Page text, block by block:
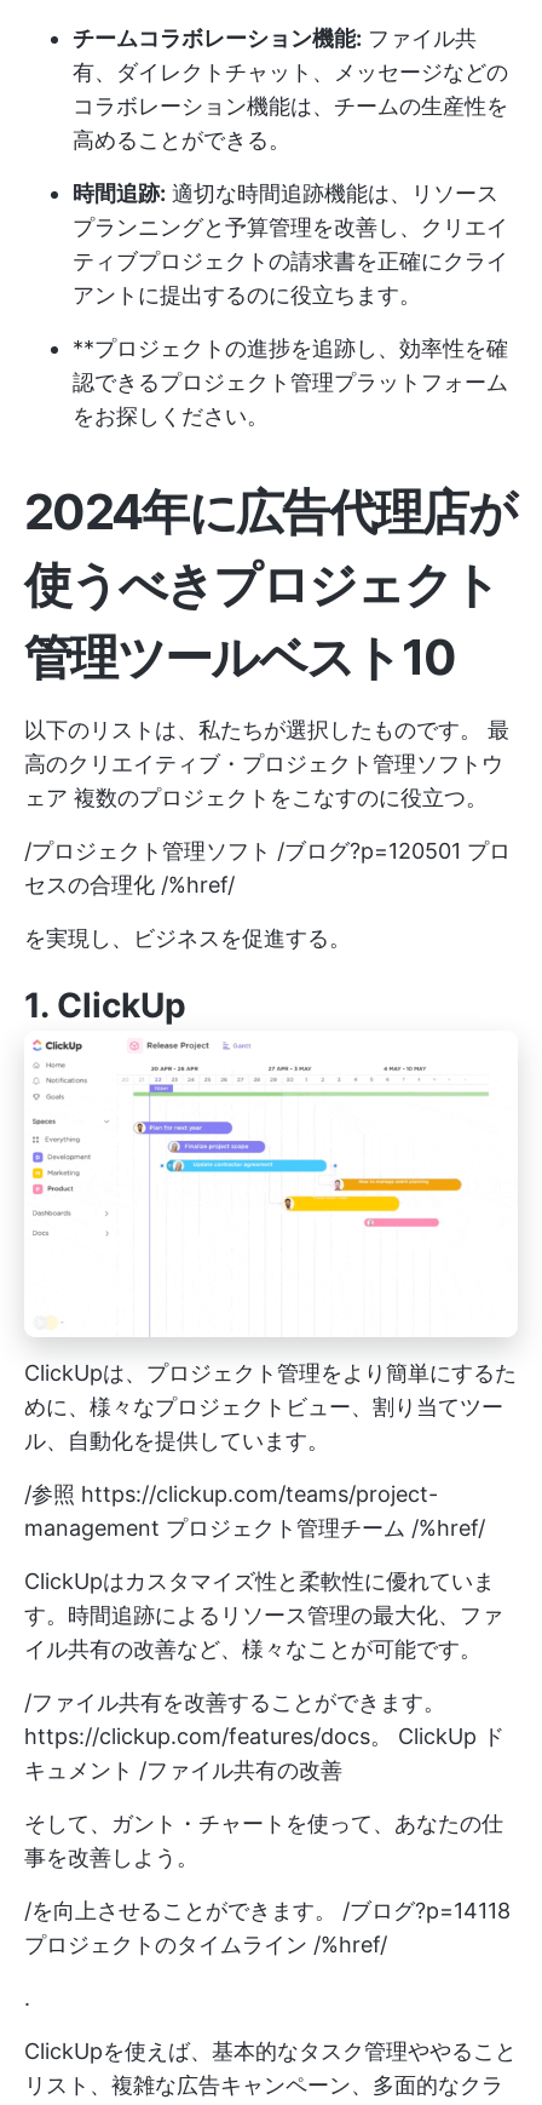
チームコラボレーション機能: ファイル共
有、ダイレクトチャット、メッセージなどの
コラボレーション機能は、チームの生産性を
高めることができる。
時間追跡: 適切な時間追跡機能は、リソース
プランニングと予算管理を改善し、クリエイ
ティブプロジェクトの請求書を正確にクライ
アントに提出するのに役立ちます。
**プロジェクトの進捗を追跡し、効率性を確
認できるプロジェクト管理プラットフォーム
をお探しください。
2024年に広告代理店が
使うべきプロジェクト
管理ツールベスト10
以下のリストは、私たちが選択したものです。 最
高のクリエイティブ・プロジェクト管理ソフトウ
ェア 複数のプロジェクトをこなすのに役立つ。
/プロジェクト管理ソフト /ブログ?p=120501 プロ
セスの合理化 /%href/
を実現し、ビジネスを促進する。
1. ClickUp
ClickUpは、プロジェクト管理をより簡単にするた
めに、様々なプロジェクトビュー、割り当てツー
ル、自動化を提供しています。
/参照 https://clickup.com/teams/project-
management プロジェクト管理チーム /%href/
ClickUpはカスタマイズ性と柔軟性に優れていま
す。時間追跡によるリソース管理の最大化、ファ
イル共有の改善など、様々なことが可能です。
/ファイル共有を改善することができます。
https://clickup.com/features/docs。
ClickUp ド
キュメント /ファイル共有の改善
そして、ガント・チャートを使って、あなたの仕
事を改善しよう。
/を向上させることができます。 /ブログ?p=14118
プロジェクトのタイムライン /%href/
.
ClickUpを使えば、基本的なタスク管理ややること
リスト、複雑な広告キャンペーン、多面的なクラ